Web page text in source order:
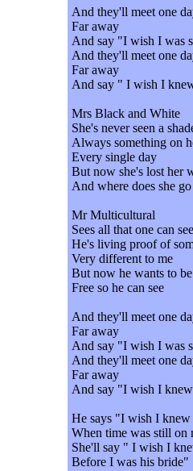
And they'll meet one
Far away
And say "I wish I was
And they'll meet one
Far away
And say " I wish I
Mrs Black and White
She's never seen a
Always something on
Every single day
But now she's lost her
And where does she
Mr Multicultural
Sees all that one can see
He's living proof of
Very different to me
But now he wants to
Free so he can see
And they'll meet one
Far away
And say "I wish I was
And they'll meet one
Far away
And say "I wish I
He says "I wish I
When time was still on
She'll say " I wish I
Before I was his bride"